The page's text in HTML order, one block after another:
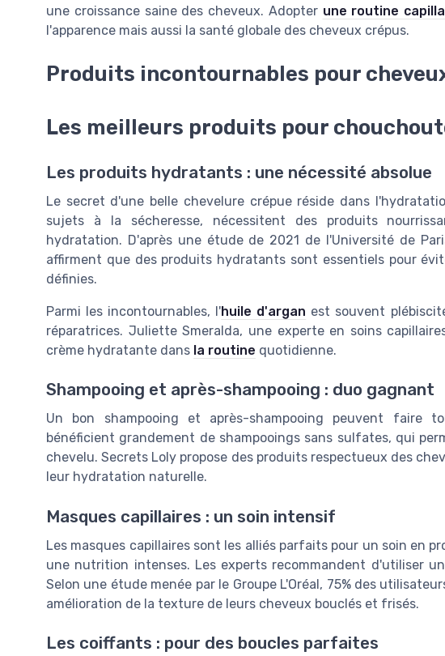
une croissance saine des cheveux. Adopter une routine
l'apparence mais aussi la santé globale des cheveux crépus.
Produits incontournables pour
Les meilleurs produits pour
Les produits hydratants : une nécessité absolue
Le secret d'une belle chevelure crépue réside dans
sujets à la sécheresse, nécessitent des produits
hydratation. D'après une étude de 2021 de l'Université de
affirment que des produits hydratants sont essentiels pour
définies.
Parmi les incontournables, l'huile d'argan est souvent
réparatrices. Juliette Smeralda, une experte en soins
crème hydratante dans la routine quotidienne.
Shampooing et après-shampooing : duo gagnant
Un bon shampooing et après-shampooing peuvent faire
bénéficient grandement de shampooings sans sulfates, qui
chevelu. Secrets Loly propose des produits respectueux des
leur hydratation naturelle.
Masques capillaires : un soin intensif
Les masques capillaires sont les alliés parfaits pour un soin en
une nutrition intenses. Les experts recommandent d'utiliser
Selon une étude menée par le Groupe L'Oréal, 75% des
amélioration de la texture de leurs cheveux bouclés et frisés.
Les coiffants : pour des boucles parfaites